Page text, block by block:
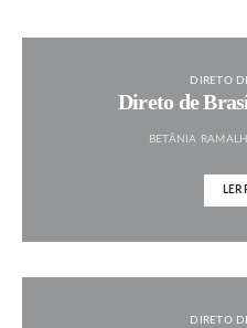
DIRETO
Direto de
BETÂNIA
LER
DIRETO